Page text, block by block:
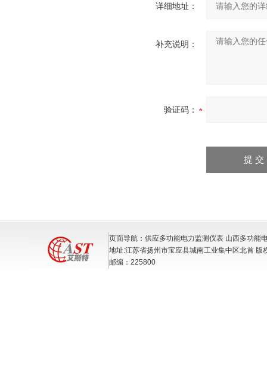
详细地址：
补充说明：
验证码：
页面导航：供应多功能电力监测仪表 山西多功能
地址:江苏省扬州市宝应县城南工业集中区北首 版
邮编：225800